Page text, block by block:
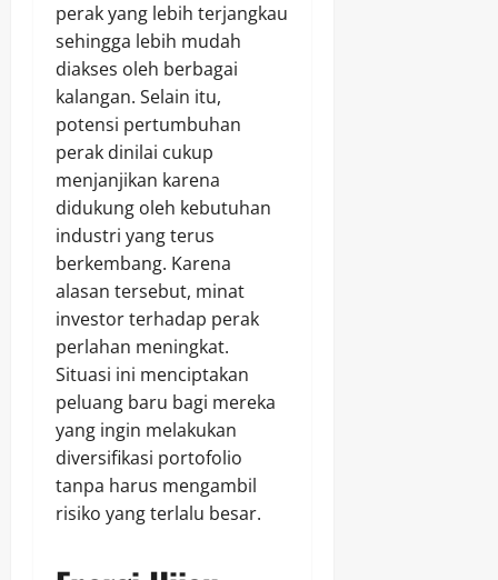
perak yang lebih terjangkau
sehingga lebih mudah
diakses oleh berbagai
kalangan. Selain itu,
potensi pertumbuhan
perak dinilai cukup
menjanjikan karena
didukung oleh kebutuhan
industri yang terus
berkembang. Karena
alasan tersebut, minat
investor terhadap perak
perlahan meningkat.
Situasi ini menciptakan
peluang baru bagi mereka
yang ingin melakukan
diversifikasi portofolio
tanpa harus mengambil
risiko yang terlalu besar.